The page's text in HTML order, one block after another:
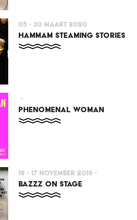
05 - 30 Maart 2020
HAMMAM STEAMING STORIES
-
PHENOMENAL WOMAN
16 - 17 November 2019 -
BAZZZ ON STAGE